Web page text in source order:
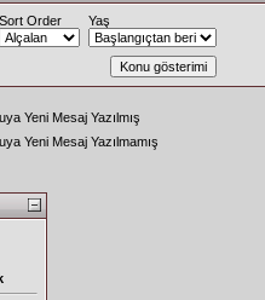
Sort Order Yaş
Yeni Mesaj Yazılmış
Yeni Mesaj Yazılmamış